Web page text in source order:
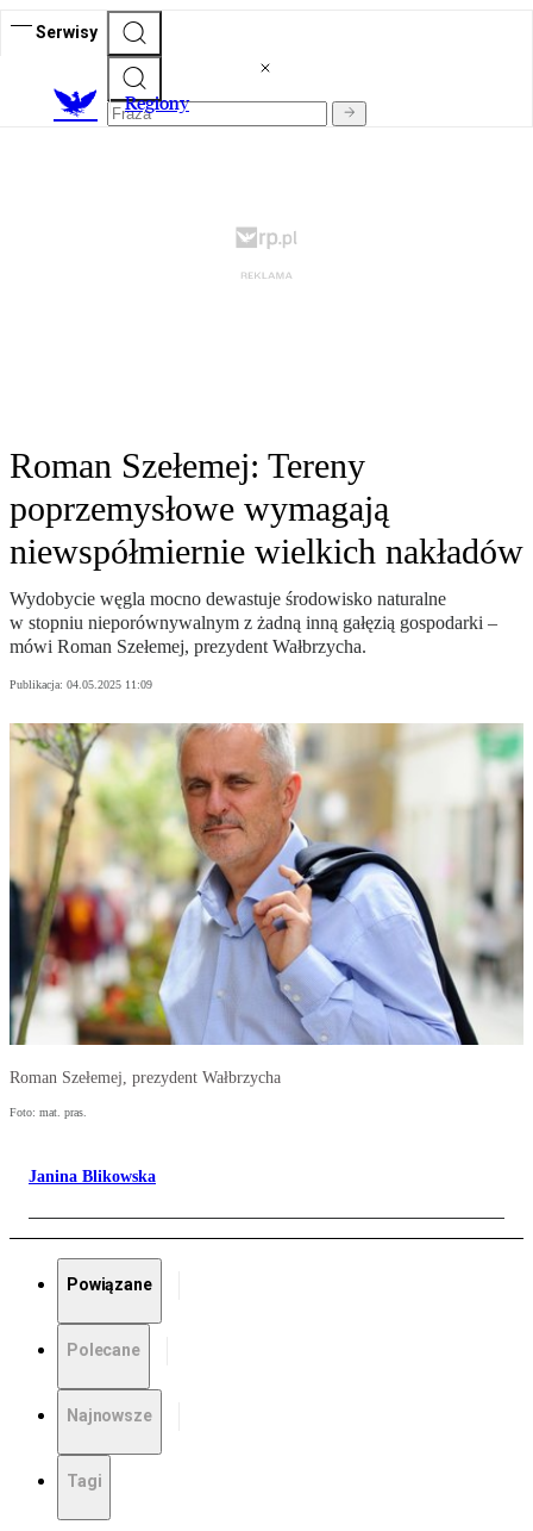
Serwisy
Regiony
Roman Szełemej: Tereny
poprzemysłowe wymagają
niewspółmiernie wielkich nakładów
Wydobycie węgla mocno dewastuje środowisko naturalne
w stopniu nieporównywalnym z żadną inną gałęzią gospodarki –
mówi Roman Szełemej, prezydent Wałbrzycha.
Publikacja: 04.05.2025 11:09
Roman Szełemej, prezydent Wałbrzycha
Foto: mat. pras.
Janina Blikowska
Powiązane
Polecane
Najnowsze
Tagi